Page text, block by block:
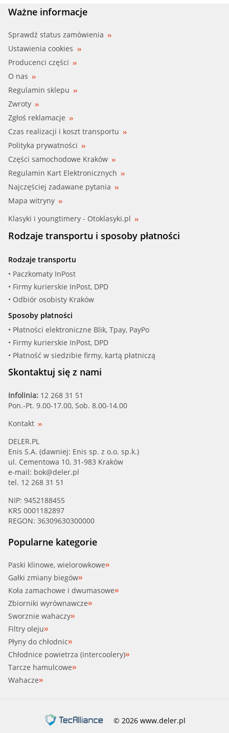
Ważne informacje
Sprawdź status zamówienia
Ustawienia cookies
Producenci części
O nas
Regulamin sklepu
Zwroty
Zgłoś reklamacje
Czas realizacji i koszt transportu
Polityka prywatności
Części samochodowe Kraków
Regulamin Kart Elektronicznych
Najczęściej zadawane pytania
Mapa witryny
Klasyki i youngtimery - Otoklasyki.pl
Rodzaje transportu i sposoby płatności
Rodzaje transportu
• Paczkomaty InPost
• Firmy kurierskie InPost, DPD
• Odbiór osobisty Kraków
Sposoby płatności
• Płatności elektroniczne Blik, Tpay, PayPo
• Firmy kurierskie InPost, DPD
• Płatność w siedzibie firmy, kartą płatniczą
Skontaktuj się z nami
Infolinia: 12 268 31 51
Pon.-Pt. 9.00-17.00, Sob. 8.00-14.00
Kontakt
DELER.PL
Enis S.A. (dawniej: Enis sp. z o.o. sp.k.)
ul. Cementowa 10, 31-983 Kraków
e-mail: bok@deler.pl
tel. 12 268 31 51
NIP: 9452188455
KRS 0001182897
REGON: 36309630300000
Popularne kategorie
Paski klinowe, wielorowkowe
Gałki zmiany biegów
Koła zamachowe i dwumasowe
Zbiorniki wyrównawcze
Sworznie wahaczy
Filtry oleju
Płyny do chłodnic
Chłodnice powietrza (intercoolery)
Tarcze hamulcowe
Wahacze
© 2026 www.deler.pl